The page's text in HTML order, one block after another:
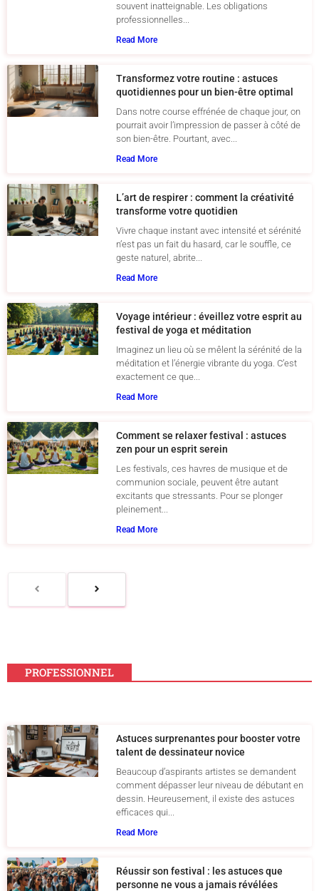
souvent inatteignable. Les obligations
professionnelles...
Read More
Transformez votre routine : astuces
quotidiennes pour un bien-être optimal
Dans notre course effrénée de chaque jour, on
pourrait avoir l’impression de passer à côté de
son bien-être. Pourtant, avec...
Read More
L’art de respirer : comment la créativité
transforme votre quotidien
Vivre chaque instant avec intensité et sérénité
n’est pas un fait du hasard, car le souffle, ce
geste naturel, abrite...
Read More
Voyage intérieur : éveillez votre esprit au
festival de yoga et méditation
Imaginez un lieu où se mêlent la sérénité de la
méditation et l’énergie vibrante du yoga. C’est
exactement ce que...
Read More
Comment se relaxer festival : astuces
zen pour un esprit serein
Les festivals, ces havres de musique et de
communion sociale, peuvent être autant
excitants que stressants. Pour se plonger
pleinement...
Read More
PROFESSIONNEL
Astuces surprenantes pour booster votre
talent de dessinateur novice
Beaucoup d’aspirants artistes se demandent
comment dépasser leur niveau de débutant en
dessin. Heureusement, il existe des astuces
efficaces qui...
Read More
Réussir son festival : les astuces que
personne ne vous a jamais révélées